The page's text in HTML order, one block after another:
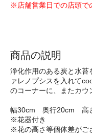
※店舗営業日での店頭で
商品の説明
浄化作用のある炭と水苔
ァレノプシスを入れて
のコーナーに、またカウ
幅30cm 奥行20cm 高
※花器付き
※花の高さ等個体差がご